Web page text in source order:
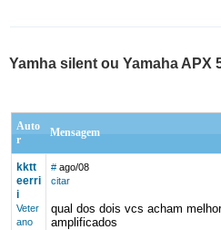
Yamha silent ou Yamaha APX
Auto
r
Mensagem
kktt
eerri
i
Veter
ano
# ago/08
citar
qual dos dois vcs acham
amplificados